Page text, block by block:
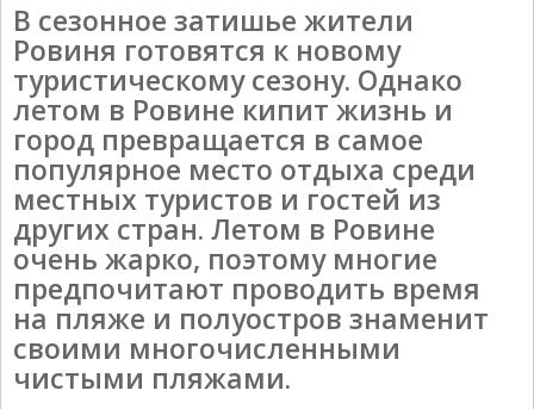
В сезонное затишье жители
Ровиня готовятся к новому
туристическому сезону. Однако
летом в Ровине кипит жизнь и
город превращается в самое
популярное место отдыха среди
местных туристов и гостей из
других стран. Летом в Ровине
очень жарко, поэтому многие
предпочитают проводить время
на пляже и полуостров знаменит
своими многочисленными
чистыми пляжами.